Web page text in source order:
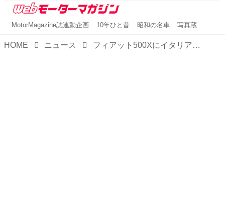
MotorMagazine誌連動企画 10年ひと昔 昭和の名車 写真蔵
HOME ニュース フィアット500Xにイタリアブルー×ブラックの限定車「500X グランビスタ」が登場